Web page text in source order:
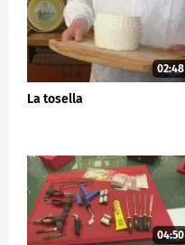
02:48
La tosella
04:50